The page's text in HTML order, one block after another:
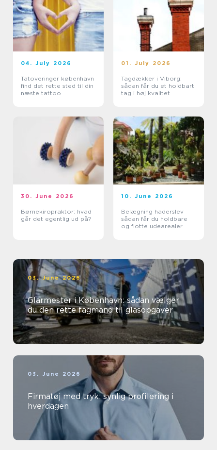
04. July 2026
Tatoveringer københavn
find det rette sted til din
næste tattoo
01. July 2026
Tagdækker i Viborg:
sådan får du et holdbart
tag i høj kvalitet
30. June 2026
Børnekiropraktor: hvad
går det egentlig ud på?
10. June 2026
Belægning haderslev
sådan får du holdbare
og flotte udearealer
03. June 2026
Glarmester i København: sådan vælger
du den rette fagmand til glasopgaver
03. June 2026
Firmatøj med tryk: synlig profilering i
hverdagen